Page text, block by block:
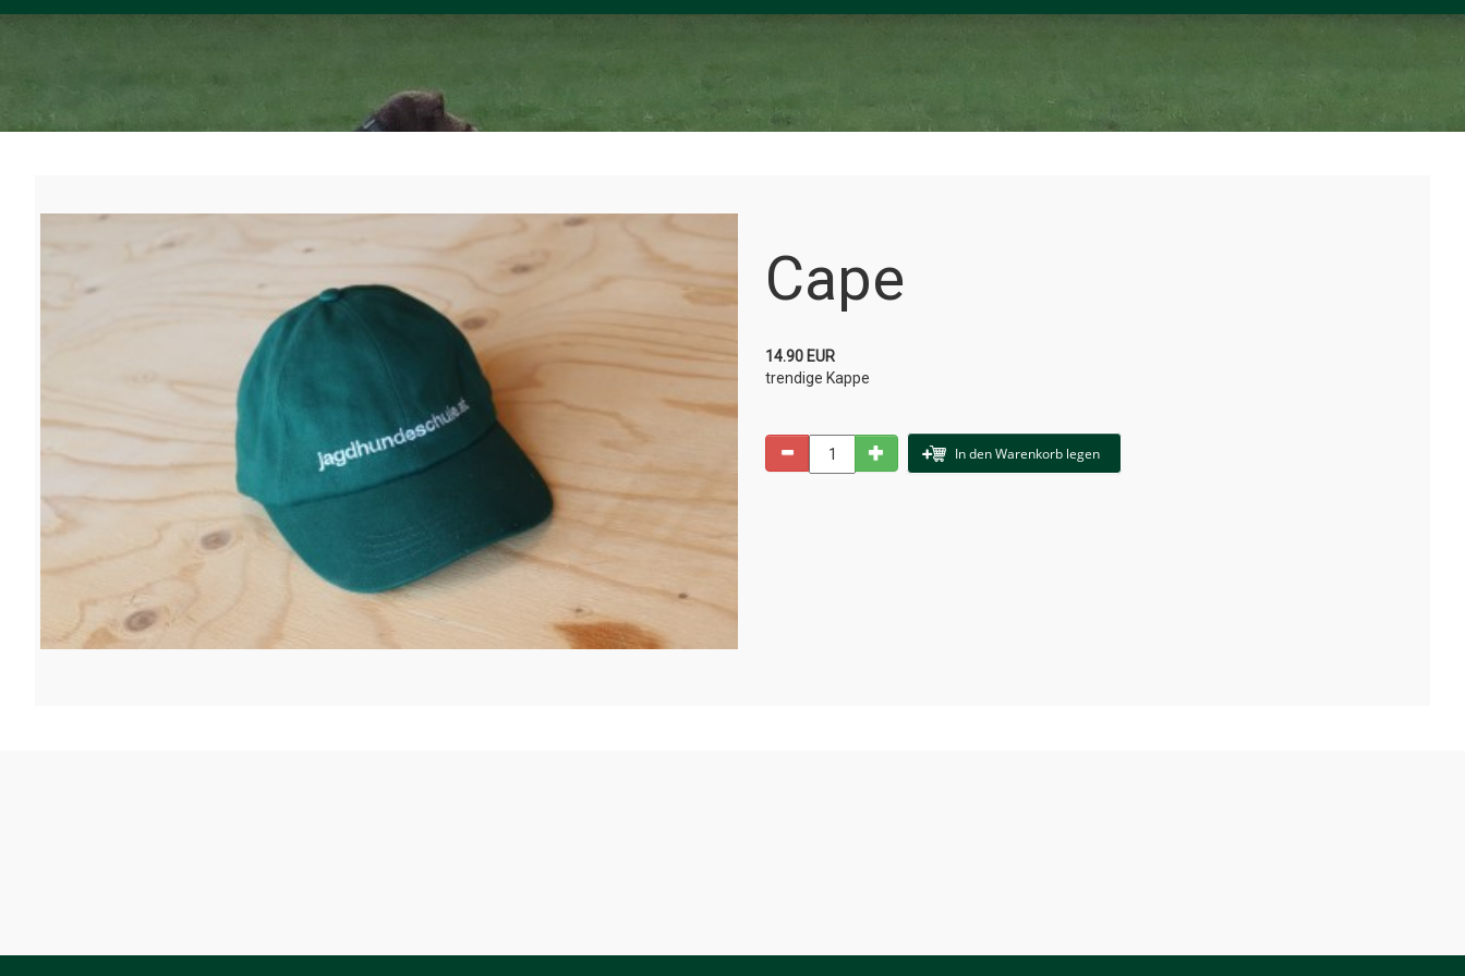
Cape
14.90 EUR
trendige Kappe
In den Warenkorb legen